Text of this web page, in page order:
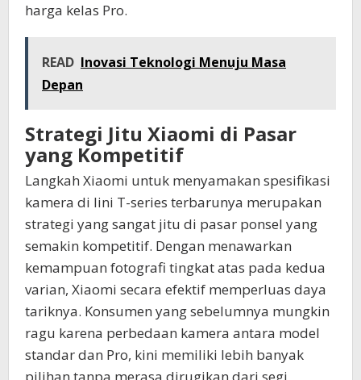
harga kelas Pro.
READ Inovasi Teknologi Menuju Masa
Depan
Strategi Jitu Xiaomi di Pasar
yang Kompetitif
Langkah Xiaomi untuk menyamakan spesifikasi
kamera di lini T-series terbarunya merupakan
strategi yang sangat jitu di pasar ponsel yang
semakin kompetitif. Dengan menawarkan
kemampuan fotografi tingkat atas pada kedua
varian, Xiaomi secara efektif memperluas daya
tariknya. Konsumen yang sebelumnya mungkin
ragu karena perbedaan kamera antara model
standar dan Pro, kini memiliki lebih banyak